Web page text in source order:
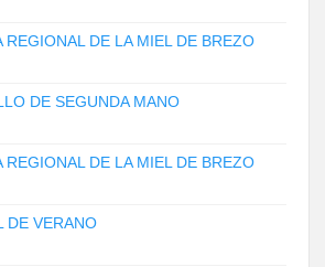
REGIONAL DE LA MIEL DE BREZO
DE SEGUNDA MANO
REGIONAL DE LA MIEL DE BREZO
DE VERANO